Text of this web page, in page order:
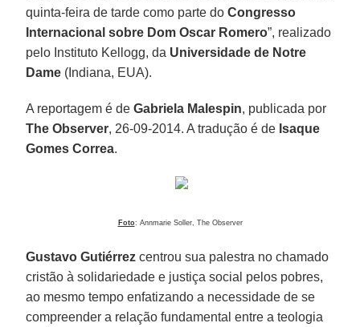
quinta-feira de tarde como parte doCongresso
Internacional sobre Dom Oscar Romero”, realizado
pelo Instituto Kellogg, da Universidade de Notre
Dame (Indiana, EUA).
A reportagem é deGabriela Malespin, publicada por
The Observer, 26-09-2014. A tradução é de Isaque
Gomes Correa.
Foto: Annmarie Soller, The Observer
Gustavo Gutiérrez centrou sua palestra no chamado
cristão à solidariedade e justiça social pelos pobres,
ao mesmo tempo enfatizando a necessidade de se
compreender a relação fundamental entre a teologia